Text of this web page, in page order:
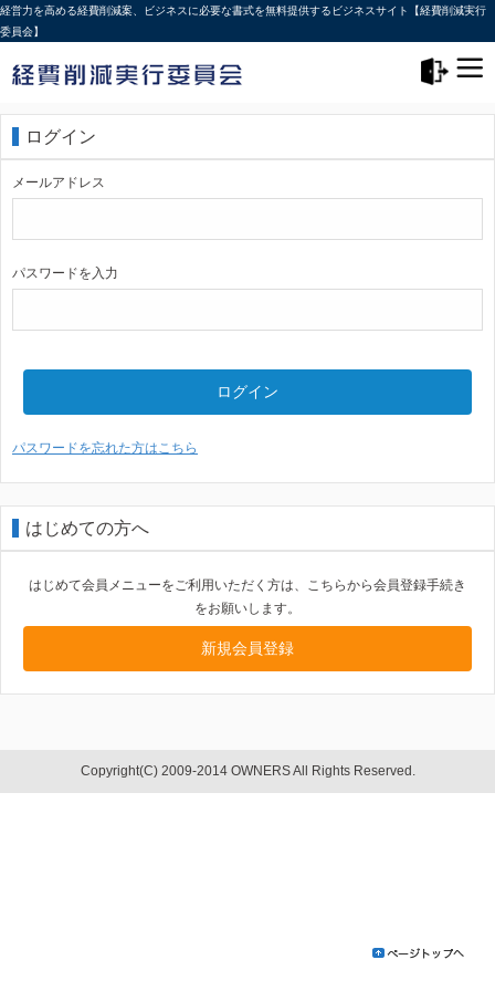
経営力を高める経費削減案、ビジネスに必要な書式を無料提供するビジネスサイト【経費削減実行
委員会】
ログイン
メールアドレス
パスワードを入力
ログイン
パスワードを忘れた方はこちら
はじめての方へ
はじめて会員メニューをご利用いただく方は、こちらから会員登録手続き
をお願いします。
新規会員登録
Copyright(C) 2009-2014 OWNERS All Rights Reserved.